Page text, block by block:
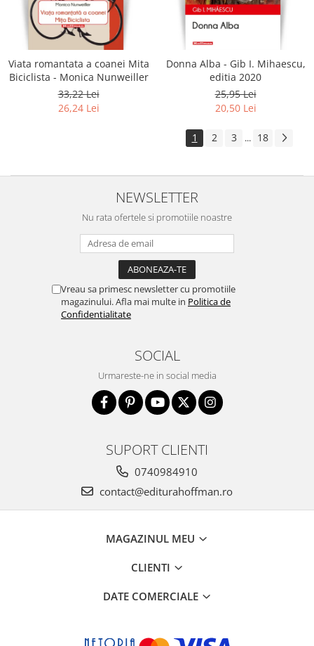
Viata romantata a coanei Mita
Biciclista - Monica Nunweiller
33,22 Lei
26,24 Lei
Donna Alba - Gib I. Mihaescu,
editia 2020
25,95 Lei
20,50 Lei
1 2 3 ... 18
NEWSLETTER
Nu rata ofertele si promotiile noastre
Vreau sa primesc newsletter cu promotiile
magazinului. Afla mai multe in Politica de
Confidentialitate
SOCIAL
Urmareste-ne in social media
SUPORT CLIENTI
0740984910
contact@editurahoffman.ro
MAGAZINUL MEU
CLIENTI
DATE COMERCIALE